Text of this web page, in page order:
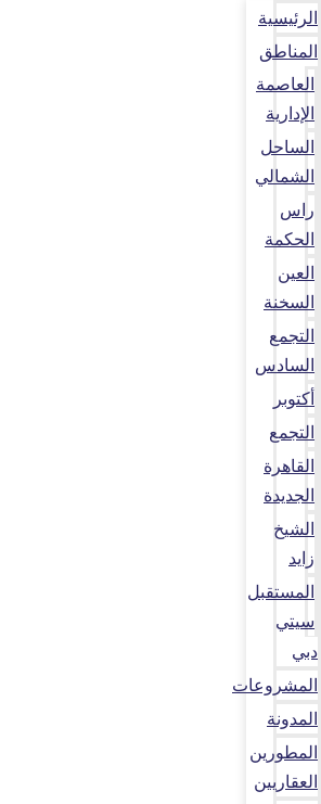
الرئيسية
المناطق
العاصمة
الإدارية
الساحل
الشمالي
راس
الحكمة
العين
السخنة
التجمع
السادس
أكتوبر
التجمع
القاهرة
الجديدة
الشيخ
زايد
المستقبل
سيتي
دبي
المشروعات
المدونة
المطورين
العقاريين